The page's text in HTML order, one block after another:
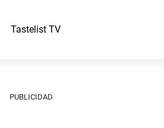
Tastelist TV
PUBLICIDAD